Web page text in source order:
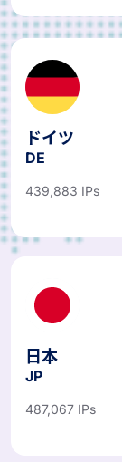
ドイツ
DE
日本
JP